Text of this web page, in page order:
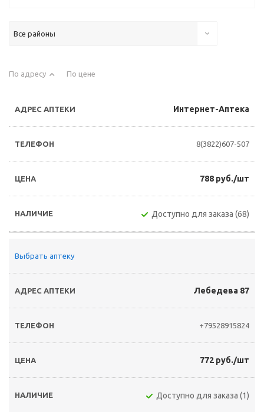
Все районы
По адресу По цене
Интернет-Аптека
8(3822)607-507
788 руб./шт
Доступно для заказа (68)
Выбрать аптеку
Лебедева 87
+79528915824
772 руб./шт
Доступно для заказа (1)